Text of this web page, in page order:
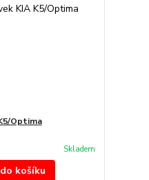
Optima
Skladem
košíku